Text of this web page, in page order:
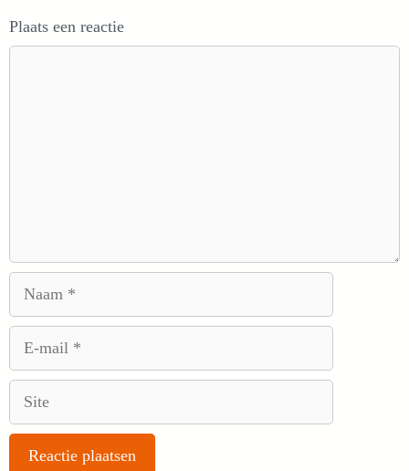
Plaats een reactie